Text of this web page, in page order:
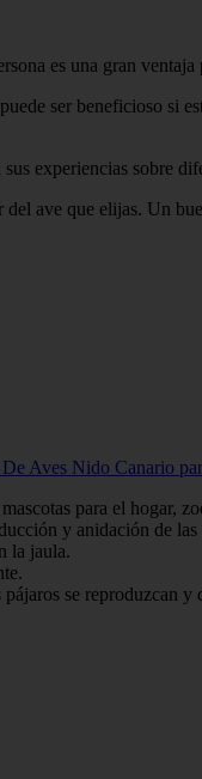
es una gran
ser beneficioso si
experiencias sobre
ave que elijas. Un
Aves Nido Canario
para el hogar,
y anidación de
la jaula.
se reproduzcan